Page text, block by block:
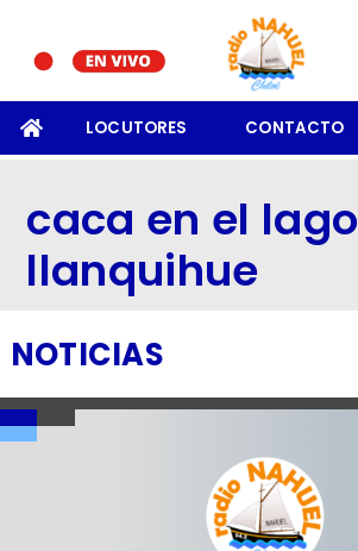
LOCUTORES CONTACTO
caca en el lago
llanquihue
NOTICIAS